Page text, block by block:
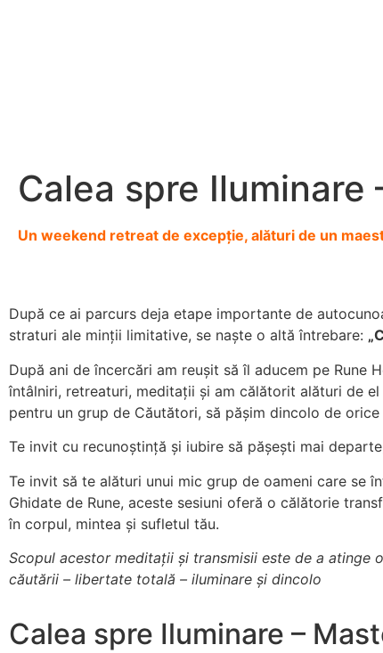
Calea spre
Un weekend retreat de excepție, alături de un
După ce ai parcurs deja etape importante de
straturi ale minții limitative, se naște o altă întrebare:
După ani de încercări am reușit să îl aducem pe Rune
întâlniri, retreaturi, meditații și am călătorit alături de el
pentru un grup de Căutători, să pășim dincolo de
Te invit cu recunoștință și iubire să pășești mai
Te invit să te alături unui mic grup de oameni care se
Ghidate de Rune, aceste sesiuni oferă o călătorie
în corpul, mintea și sufletul tău.
Scopul acestor meditații și transmisii este de a atinge
căutării – libertate totală – iluminare și dincolo
Calea spre Iluminare –